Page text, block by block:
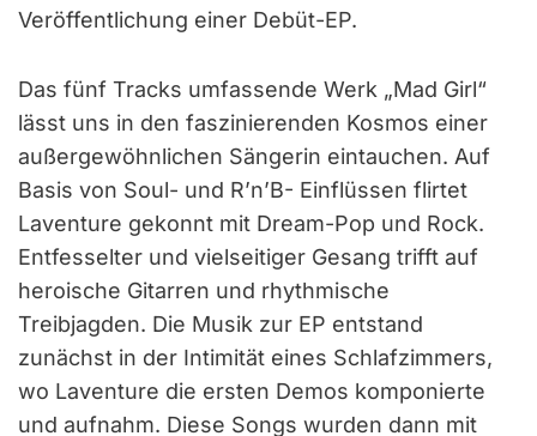
Veröffentlichung einer Debüt-EP.
Das fünf Tracks umfassende Werk „Mad Girl“
lässt uns in den faszinierenden Kosmos einer
außergewöhnlichen Sängerin eintauchen. Auf
Basis von Soul- und R’n’B- Einflüssen flirtet
Laventure gekonnt mit Dream-Pop und Rock.
Entfesselter und vielseitiger Gesang trifft auf
heroische Gitarren und rhythmische
Treibjagden. Die Musik zur EP entstand
zunächst in der Intimität eines Schlafzimmers,
wo Laventure die ersten Demos komponierte
und aufnahm. Diese Songs wurden dann mit